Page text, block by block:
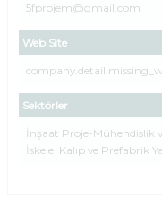
5fprojem@gmail.com
Web Site
Sektörler
İnşaat Proje-Mühendislik
İskele, Kalıp ve Prefabrik